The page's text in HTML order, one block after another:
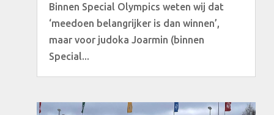
Binnen Special Olympics weten wij dat
‘meedoen belangrijker is dan winnen’,
maar voor judoka Joarmin (binnen
Special...